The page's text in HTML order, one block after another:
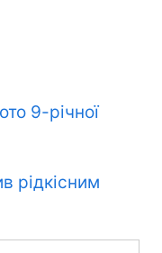
9-річної
рідкісним